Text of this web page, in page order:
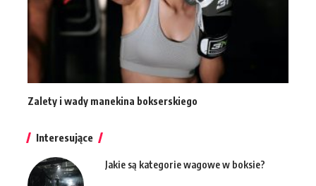
Zalety i wady manekina bokserskiego
Interesujące
Jakie są kategorie wagowe w boksie?